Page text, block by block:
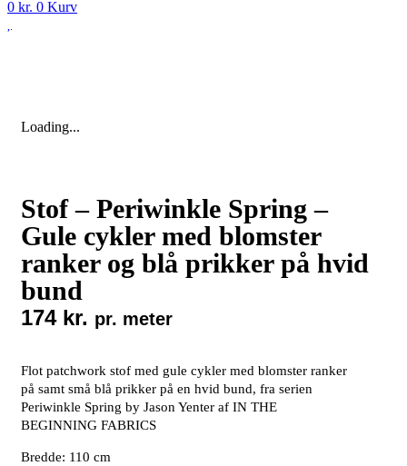
0 kr. 0 Kurv
Loading...
Stof – Periwinkle Spring –
Gule cykler med blomster
ranker og blå prikker på hvid
bund
174 kr. pr. meter
Flot patchwork stof med gule cykler med blomster ranker
på samt små blå prikker på en hvid bund, fra serien
Periwinkle Spring by Jason Yenter af IN THE
BEGINNING FABRICS
Bredde: 110 cm